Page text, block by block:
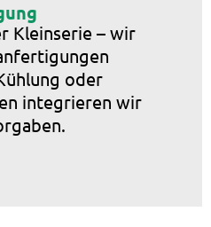
Kleinserie – wir
oder
integrieren wir